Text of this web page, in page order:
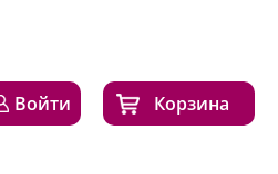
Войти Корзина